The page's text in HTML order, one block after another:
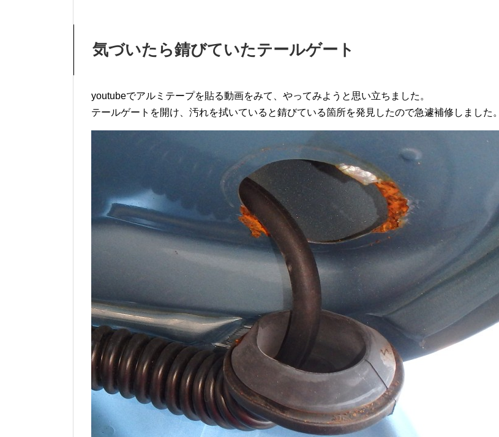
気づいたら錆びていたテールゲート
youtubeでアルミテープを貼る動画をみて、やってみようと思い立ちました。
テールゲートを開け、汚れを拭いていると錆びている箇所を発見したので急遽補修しました。